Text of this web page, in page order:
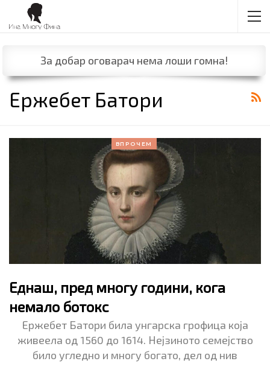
За добар оговарач нема лоши гомна!
Ержебет Батори
ВПРОЧЕМ
Еднаш, пред многу години, кога
немало ботокс
Ержебет Батори била унгарска грофица која
живеела од 1560 до 1614. Нејзиното семејство
било угледно и многу богато, дел од нив